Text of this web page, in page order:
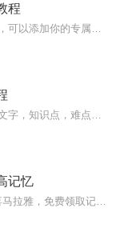
程
记忆